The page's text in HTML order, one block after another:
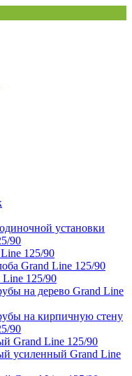
установки
90
125/90
Grand Line 125/90
Line 125/90
на дерево Grand Line
на кирпичную стену
90
Grand Line 125/90
усиленный Grand Line